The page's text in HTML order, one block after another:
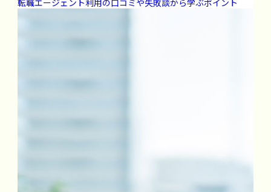
転職エージェント利用の口コミや失敗談から学ぶポイント